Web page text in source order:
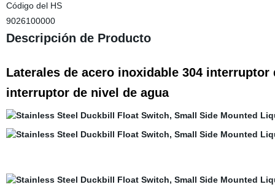
Código del HS
9026100000
Descripción de Producto
Laterales de acero inoxidable 304
interruptor de nivel de agua